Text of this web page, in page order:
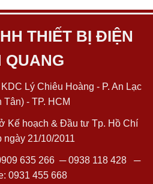
THIẾT BỊ ĐIỆN
QUANG
Lý Chiêu Hoàng - P. An Lạc
Tân) - TP. HCM
Kế hoạch & Đầu tư Tp. Hồ Chí
ngày 21/10/2011
635 266─0938 118 428─
0931 455 668